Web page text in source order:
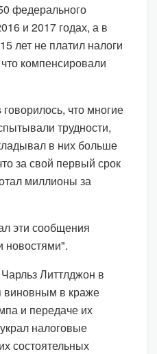
федерального
и 2017 годах, а в
лет не платил налоги
компенсировали
что многие
трудности,
в них больше
за свой первый срок
миллионы за
эти сообщения
Литтлджон в
виновным в краже
и передаче их
налоговые
состоятельных